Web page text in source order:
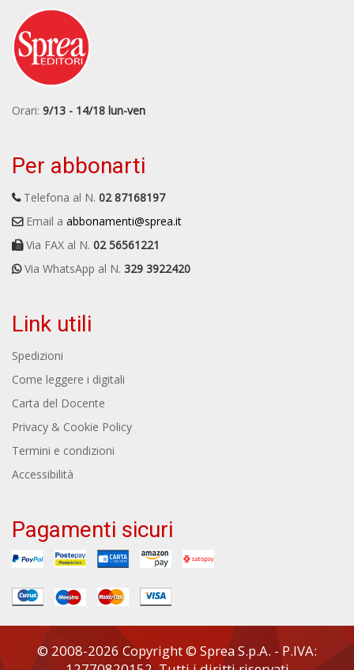
Orari: 9/13 - 14/18 lun-ven
Per abbonarti
Telefona al N. 02 87168197
Email a abbonamenti@sprea.it
Via FAX al N. 02 56561221
Via WhatsApp al N. 329 3922420
Link utili
Spedizioni
Come leggere i digitali
Carta del Docente
Privacy & Cookie Policy
Termini e condizioni
Accessibilità
Pagamenti sicuri
© 2008-2026 Copyright © Sprea S.p.A. - P.IVA: